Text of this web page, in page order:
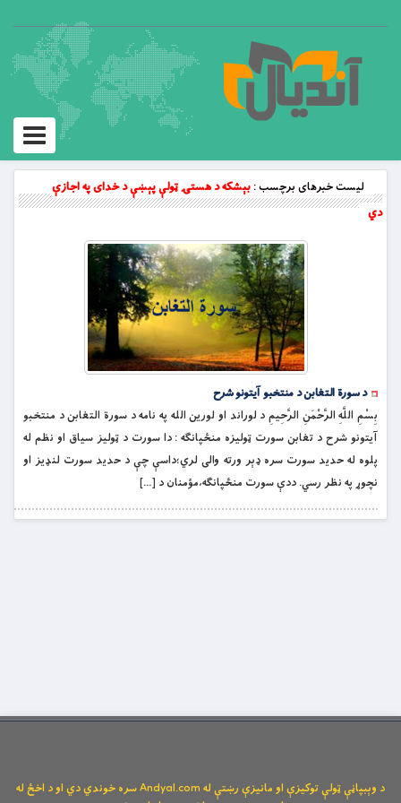
Toggle
لیست خبرهای برچسب :بېشكه د هستۍ ټولې پېښې د خداى په اجازې
دي
د سورة التغابن د منتخبو آیتونو شرح
بِسْمِ اللَّهِ الرَّحْمَنِ الرَّحِيمِ د لوراند او لورین الله په نامه د سورة التغابن د منتخبو
آیتونو شرح د تغابن سورت ټوليزه منځپانګه : دا سورت د ټوليز سياق او نظم له
پلوه له حديد سورت سره ډېر ورته والى لري؛داسې چې د حديد سورت لنډيز او
نچوړ په نظر رسي. ددې سورت منځپانګه،مؤمنان د […]
د وېبپاڼې ټولې توکیزې او مانیزې رښتې له Andyal.com سره خوندي دي او د اخځ له